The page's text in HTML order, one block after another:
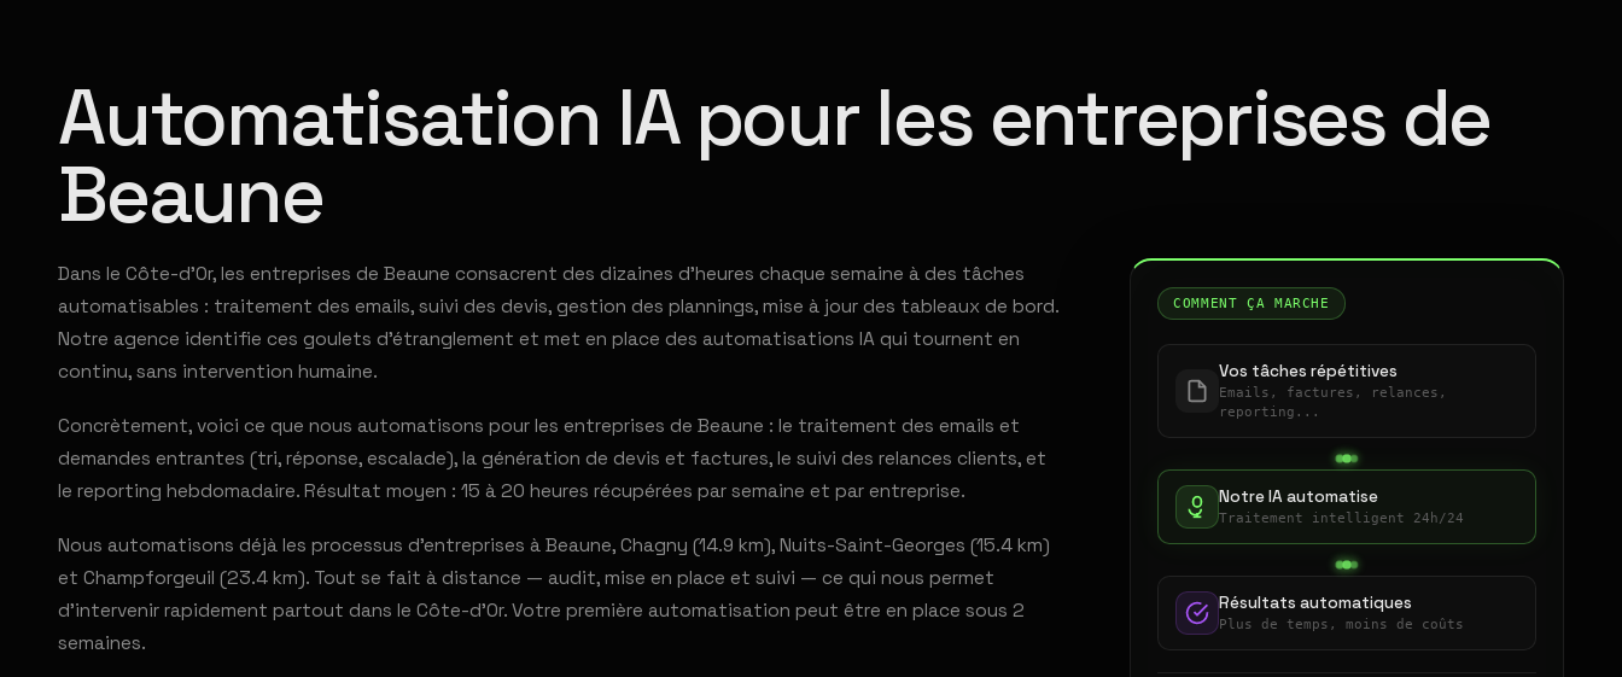
Automatisation IA pour les entreprises de
Beaune
Dans le Côte-d'Or, les entreprises de Beaune consacrent des dizaines d'heures chaque semaine à des tâches
automatisables : traitement des emails, suivi des devis, gestion des plannings, mise à jour des tableaux de bord.
Notre agence identifie ces goulets d'étranglement et met en place des automatisations IA qui tournent en
continu, sans intervention humaine.
Concrètement, voici ce que nous automatisons pour les entreprises de Beaune : le traitement des emails et
demandes entrantes (tri, réponse, escalade), la génération de devis et factures, le suivi des relances clients, et
le reporting hebdomadaire. Résultat moyen : 15 à 20 heures récupérées par semaine et par entreprise.
Nous automatisons déjà les processus d'entreprises à Beaune, Chagny (14.9 km), Nuits-Saint-Georges (15.4 km)
et Champforgeuil (23.4 km). Tout se fait à distance — audit, mise en place et suivi — ce qui nous permet
d'intervenir rapidement partout dans le Côte-d'Or. Votre première automatisation peut être en place sous 2
semaines.
COMMENT ÇA MARCHE
Vos tâches répétitives
Emails, factures, relances,
reporting...
Notre IA automatise
Traitement intelligent 24h/24
Résultats automatiques
Plus de temps, moins de coûts